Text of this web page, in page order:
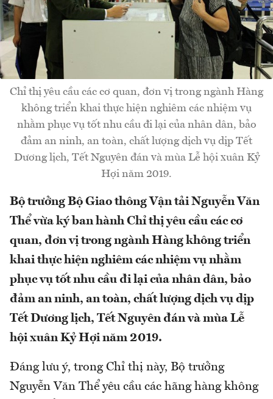
Chỉ thị yêu cầu các cơ quan, đơn vị trong ngành Hàng
không triển khai thực hiện nghiêm các nhiệm vụ
nhằm phục vụ tốt nhu cầu đi lại của nhân dân, bảo
đảm an ninh, an toàn, chất lượng dịch vụ dịp Tết
Dương lịch, Tết Nguyên đán và mùa Lễ hội xuân Kỷ
Hợi năm 2019.
Bộ trưởng Bộ Giao thông Vận tải Nguyễn Văn
Thể vừa ký ban hành Chỉ thị yêu cầu các cơ
quan, đơn vị trong ngành Hàng không triển
khai thực hiện nghiêm các nhiệm vụ nhằm
phục vụ tốt nhu cầu đi lại của nhân dân, bảo
đảm an ninh, an toàn, chất lượng dịch vụ dịp
Tết Dương lịch, Tết Nguyên đán và mùa Lễ
hội xuân Kỷ Hợi năm 2019.
Đáng lưu ý, trong Chỉ thị này, Bộ trưởng
Nguyễn Văn Thể yêu cầu các hãng hàng không